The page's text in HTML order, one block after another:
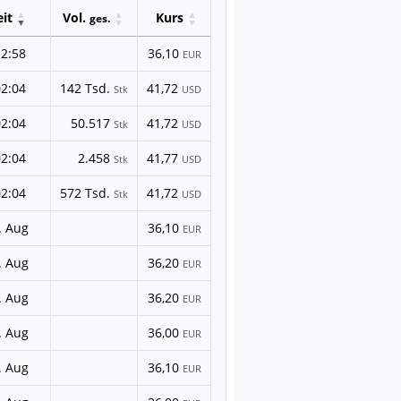
Vol. ges. Kurs
36,10 EUR
142 Tsd. Stk 41,72 USD
50.517 Stk 41,72 USD
2.458 Stk 41,77 USD
572 Tsd. Stk 41,72 USD
Aug 36,10 EUR
Aug 36,20 EUR
Aug 36,20 EUR
Aug 36,00 EUR
Aug 36,10 EUR